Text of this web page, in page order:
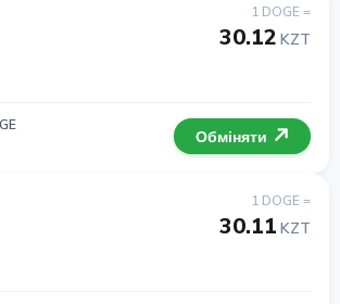
1 DOGE =
30.12 KZT
Обміняти
1 DOGE =
30.11 KZT